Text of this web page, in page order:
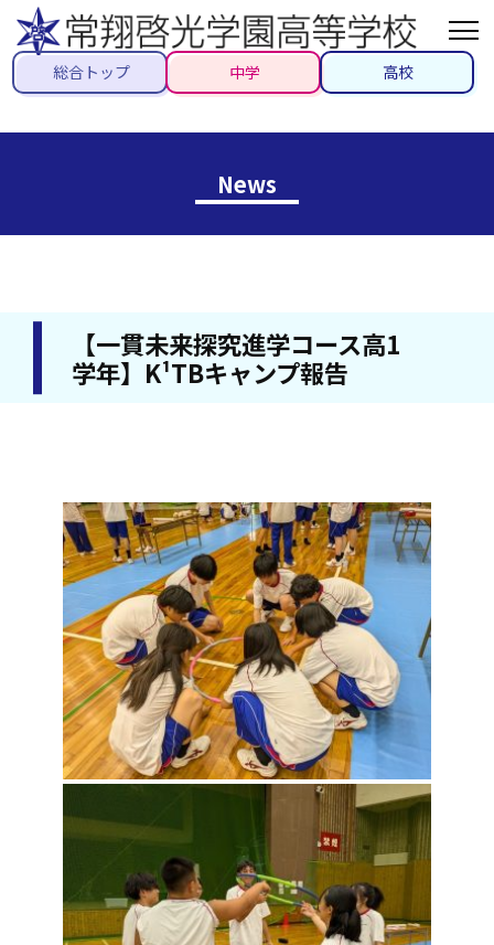
総合トップ 中学 高校
News
【一貫未来探究進学コース高1
学年】K¹TBキャンプ報告